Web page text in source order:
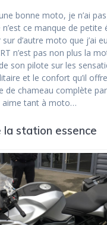
bonne moto, je n’ai
ce manque de petite
d’autre moto que j’ai
n’est pas non plus la
son pilote sur les
et le confort qu’il
de chameau complète
aime tant à moto…
la station essence